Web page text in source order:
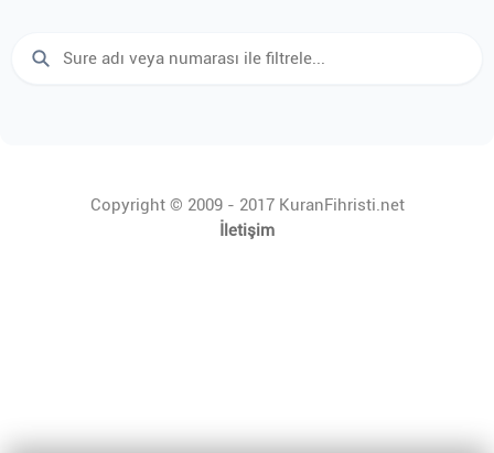
Copyright © 2009 - 2017 KuranFihristi.net
İletişim